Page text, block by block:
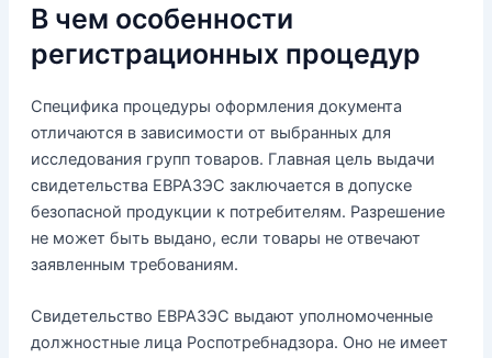
В чем особенности
регистрационных процедур
Специфика процедуры оформления документа
отличаются в зависимости от выбранных для
исследования групп товаров. Главная цель выдачи
свидетельства ЕВРАЗЭС заключается в допуске
безопасной продукции к потребителям. Разрешение
не может быть выдано, если товары не отвечают
заявленным требованиям.
Свидетельство ЕВРАЗЭС выдают уполномоченные
должностные лица Роспотребнадзора. Оно не имеет